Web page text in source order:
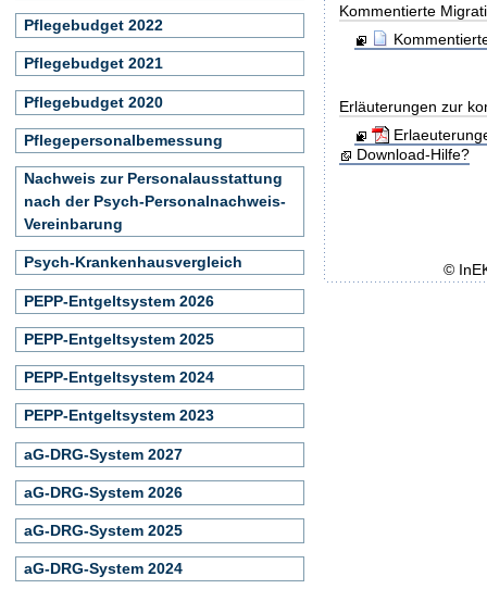
Kommentierte
Erläuterungen zur
Download-Hilfe?
Pflegebudget 2022
Pflegebudget 2021
Pflegebudget 2020
Pflegepersonalbemessung
Nachweis zur Personalausstattung
nach der Psych-Personalnachweis-
Vereinbarung
Psych-Krankenhausvergleich
PEPP-Entgeltsystem 2026
PEPP-Entgeltsystem 2025
PEPP-Entgeltsystem 2024
PEPP-Entgeltsystem 2023
aG-DRG-System 2027
aG-DRG-System 2026
aG-DRG-System 2025
aG-DRG-System 2024
©